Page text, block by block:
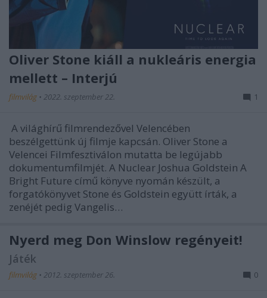
Oliver Stone kiáll a nukleáris energia
mellett – Interjú
filmvilág • 2022. szeptember 22. 1
A világhírű filmrendezővel Velencében
beszélgettünk új filmje kapcsán. Oliver Stone a
Velencei Filmfesztiválon mutatta be legújabb
dokumentumfilmjét. A Nuclear Joshua Goldstein A
Bright Future című könyve nyomán készült, a
forgatókönyvet Stone és Goldstein együtt írták, a
zenéjét pedig Vangelis…
Nyerd meg Don Winslow regényeit!
Játék
filmvilág • 2012. szeptember 26. 0